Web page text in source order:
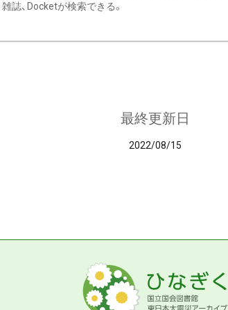
雑誌、Docketが検索できる。
最終更新日
2022/08/15